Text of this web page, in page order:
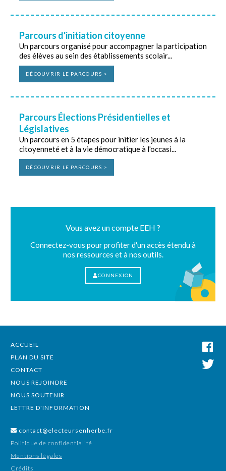
Parcours d'initiation citoyenne
Un parcours organisé pour accompagner la participation
des élèves au sein des établissements scolair...
DÉCOUVRIR LE PARCOURS >
Parcours Élections Présidentielles et
Législatives
Un parcours en 5 étapes pour initier les jeunes à la
citoyenneté et à la vie démocratique à l'occasi...
DÉCOUVRIR LE PARCOURS >
Vous avez un compte EEH ?
Connectez-vous pour profiter d'un accès étendu à
nos ressources et à nos outils.
CONNEXION
ACCUEIL
PLAN DU SITE
CONTACT
NOUS REJOINDRE
NOUS SOUTENIR
LETTRE D'INFORMATION
contact@electeursenherbe.fr
Politique de confidentialité
Mentions légales
Crédits